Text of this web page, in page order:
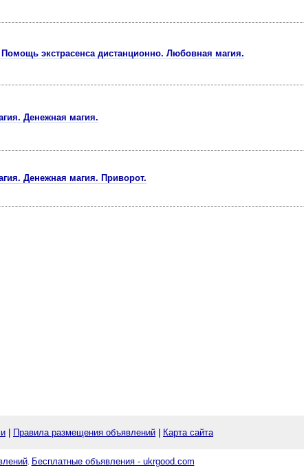
Помощь экстрасенса дистанционно. Любовная магия.
Денежная магия.
Денежная магия. Приворот.
Правила размещения объявлений Карта сайта
. Бесплатные объявления - ukrgood.com